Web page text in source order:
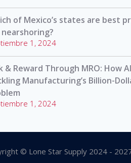
of Mexico’s states are best
1, 2024
& Reward Through MRO: How
Manufacturing’s Billion-
1, 2024
© Lone Star Supply 2024 -